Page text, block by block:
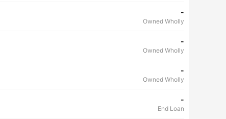
-
Owned Wholly
-
Owned Wholly
-
Owned Wholly
-
End Loan